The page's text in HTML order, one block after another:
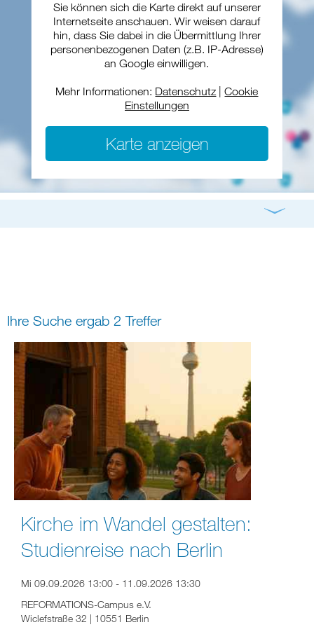
Sie können sich die Karte direkt auf unserer
Internetseite anschauen. Wir weisen darauf
hin, dass Sie dabei in die Übermittlung Ihrer
personenbezogenen Daten (z.B. IP-Adresse)
an Google einwilligen.
Mehr Informationen: Datenschutz |Cookie
Einstellungen
Karte anzeigen
digital und in Präsenz rein digital
Ihre Suche ergab 2 Treffer
Kirche im Wandel gestalten:
Studienreise nach Berlin
Mi 09.09.2026 13:00 - 11.09.2026 13:30
REFORMATIONS-Campus e.V.
Wiclefstraße 32 | 10551 Berlin